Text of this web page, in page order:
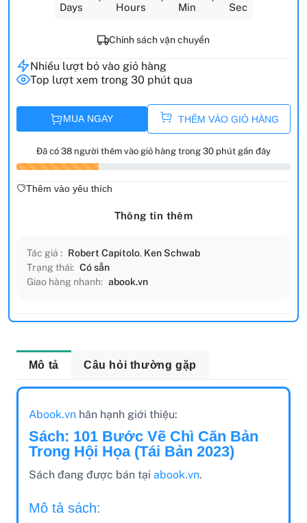
Days Hours Min Sec
Chính sách vận chuyển
Nhiều lượt bỏ vào giỏ hàng
Top lượt xem trong 30 phút qua
MUA NGAY THÊM VÀO GIỎ HÀNG
Đã có 38 người thêm vào giỏ hàng trong 30 phút gần đây
Thêm vào yêu thích
Thông tin thêm
Tác giả : Robert Capitolo, Ken Schwab
Trạng thái: Có sẵn
Giao hàng nhanh: abook.vn
Mô tả Câu hỏi thường gặp
Abook.vnhân hạnh giới thiệu:
Sách: 101 Bước Vẽ Chì Căn Bản
Trong Hội Họa (Tái Bản 2023)
Sách đang được bán tại abook.vn.
Mô tả sách: